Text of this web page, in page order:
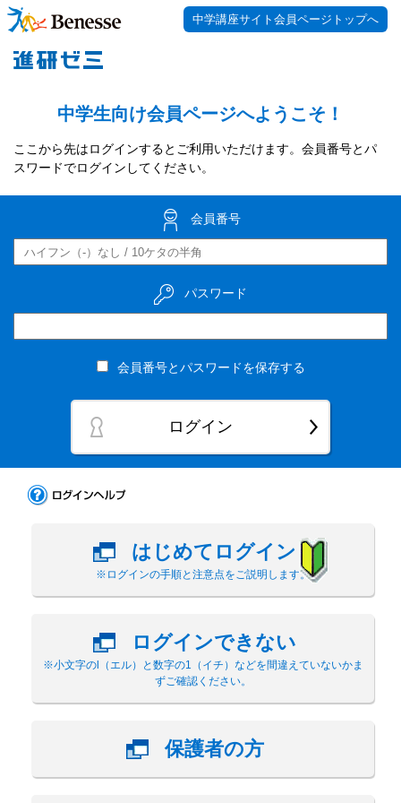
中学講座サイト会員ページトップへ
中学生向け会員ページへようこそ！
ここから先はログインするとご利用いただけます。会員番号とパ
スワードでログインしてください。
会員番号
パスワード
会員番号とパスワードを保存する
ログイン
はじめてログイン
※ログインの手順と注意点をご説明します。
ログインできない
※小文字のl（エル）と数字の1（イチ）などを間違えていないかま
ずご確認ください。
保護者の方